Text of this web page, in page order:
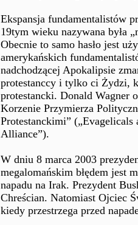
Ekspansja fundamentalistów
19tym wieku nazywana była
Obecnie to samo hasło jest
amerykańskich
nadchodzącej Apokalipsie
protestanccy i tylko ci Żydzi,
protestancki. Donald Wagner
Korzenie Przymierza
Protestanckimi”
Alliance”).
W dniu 8 marca 2003
megalomańskim błędem jest
napadu na Irak. Prezydent
Chreścian. Natomiast Ojciec
kiedy przestrzega przed